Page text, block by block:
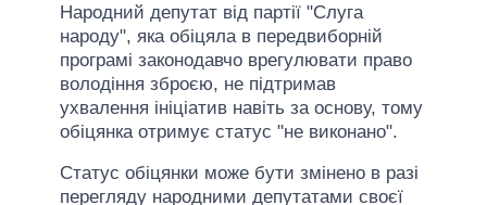
Народний депутат від партії "Слуга
народу", яка обіцяла в передвиборній
програмі законодавчо врегулювати право
володіння зброєю, не підтримав
ухвалення ініціатив навіть за основу, тому
обіцянка отримує статус "не виконано".
Статус обіцянки може бути змінено в разі
перегляду народними депутатами своєї